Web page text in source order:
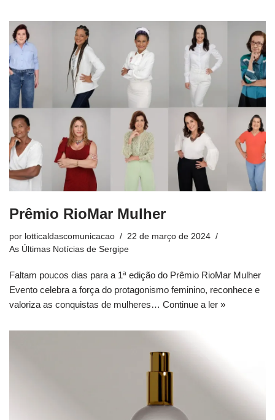
Prêmio RioMar Mulher
por lotticaldascomunicacao
22 de março de 2024
As Últimas Notícias de Sergipe
Faltam poucos dias para a 1ª edição do Prêmio RioMar Mulher
Evento celebra a força do protagonismo feminino, reconhece e
valoriza as conquistas de mulheres… Continue a ler »